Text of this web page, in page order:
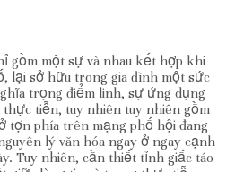
gồm một sự và nhau kết hợp khi
lại sở hữu trong gia đình một sức
trọng điểm linh, sự ứng dụng
tiễn, tuy nhiên tuy nhiên gồm
tợn phía trên mạng phố hội đang
lý văn hóa ngay ở ngay cạnh
Tuy nhiên, cần thiết tỉnh giấc táo